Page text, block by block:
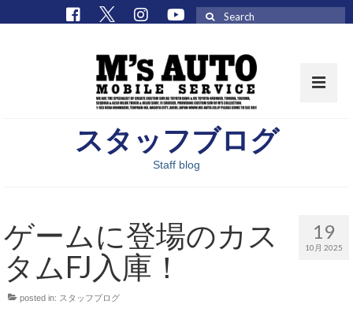
取扱車種一覧
M’sCollectionパーツ一覧
エムズオート
M’sCollection
スタッフブログ
Staff blog
19
10月 2025
ゲームに登場のカス
タムFJ入庫！
posted in: スタッフブログ